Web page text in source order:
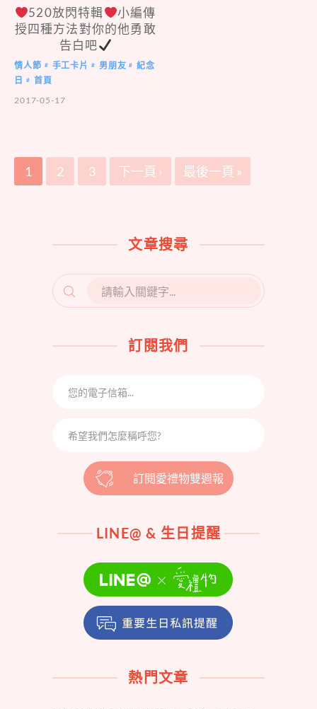
520放閃特輯
小編傳
授四種方法對你的他勇敢
告白吧
情人節 # 手工卡片 # 男朋友 #
紀念
日
#
首頁
2017-05-17
1 2 3 下一頁 › 最後一頁 »
文章搜尋
SEARCH
FOR:
訂閱我們
訂閱愛禮物雙週報
LINE@ & 生日提醒
熱門文章